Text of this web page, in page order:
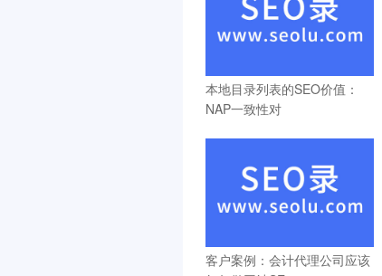
本地目录列表的SEO价值：
NAP一致性对
客户案例：会计代理公司应该